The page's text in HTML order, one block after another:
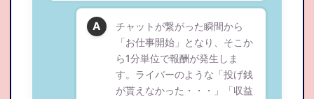
チャットが繋がった瞬間から
「お仕事開始」となり、そこか
ら1分単位で報酬が発生しま
す。ライバーのような「投げ銭
が貰えなかった・・・」「収益